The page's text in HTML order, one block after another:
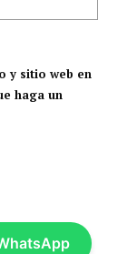
y sitio web en
haga un